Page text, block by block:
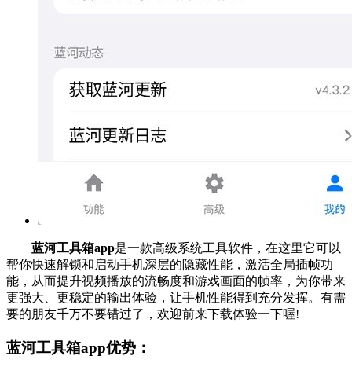
蓝河工具箱app是一款高级系统工具软件，在这里它可以
帮你快速解锁和启动手机深层的隐藏性能，激活全局插帧功
能，从而提升视频播放的流畅度和游戏画面的帧率，为你带来
更强大、更稳定的输出体验，让手机性能得到充分发挥。有需
要的朋友千万不要错过了，欢迎前来下载体验一下喔!
蓝河工具箱app优势：